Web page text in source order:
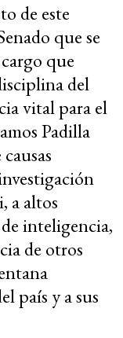
de este
que se
que
del
vital para el
Padilla
a altos
inteligencia,
de otros
país y a sus